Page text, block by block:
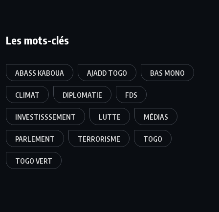
Les mots-clés
ABASS KABOUA AJADD TOGO BAS MONO
CLIMAT DIPLOMATIE FDS
INVESTISSSEMENT LUTTE MÉDIAS
PARLEMENT TERRORISME TOGO
TOGO VERT